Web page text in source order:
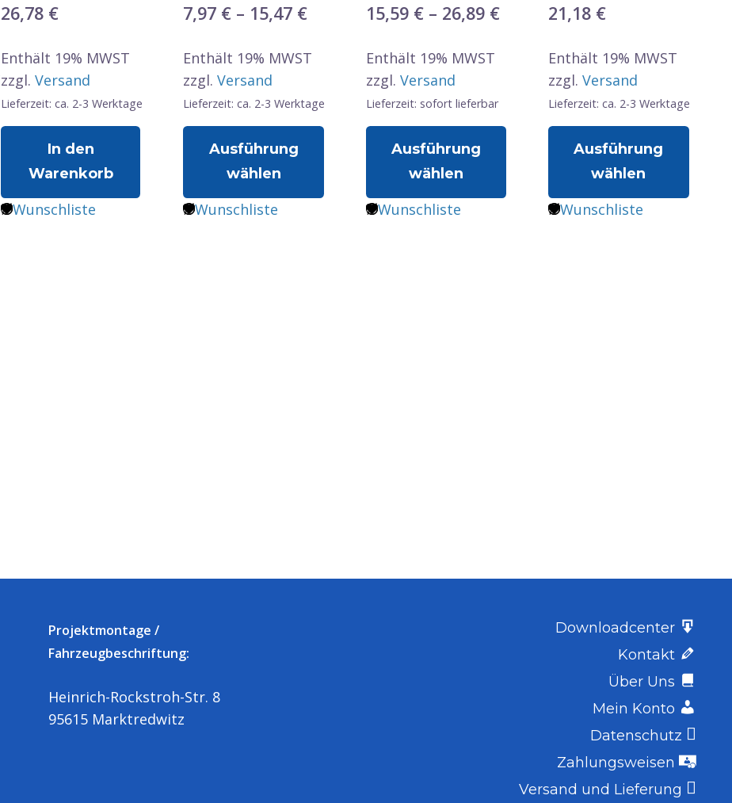
26,78 €
Enthält 19% MWST
zzgl.Versand
Lieferzeit: ca. 2-3 Werktage
In den
Warenkorb
Wunschliste
7,97 € – 15,47 €Preisspanne:
bis
Enthält 19% MWST
zzgl.Versand
Lieferzeit: ca. 2-3 Werktage
Ausführung
wählen
Dieses
Wunschliste
15,59 € – 26,89 €Preisspanne:
26,89 €
Enthält 19% MWST
zzgl. Versand
Lieferzeit: sofort lieferbar
Ausführung
wählen
Dieses
Wunschliste
21,18 €
Enthält 19% MWST
zzgl. Versand
Lieferzeit: ca. 2-3 Werktage
Ausführung
wählen
Dieses
Wunschliste
Projektmontage /
Fahrzeugbeschriftung:
Heinrich-Rockstroh-Str. 8
95615 Marktredwitz
Downloadcenter
Kontakt
Über Uns
Mein Konto
Datenschutz
Zahlungsweisen
Versand und Lieferung